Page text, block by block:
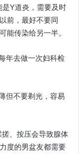
Y道炎，需要及时
前，最好不要同
能传染给另一半。
年去做一次妇科检
但不要剃光，容易
、按压会导致腺体
度的男盆友都需要